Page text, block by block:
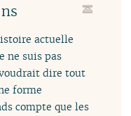
actuelle
ne suis pas
dire tout
forme
compte que les